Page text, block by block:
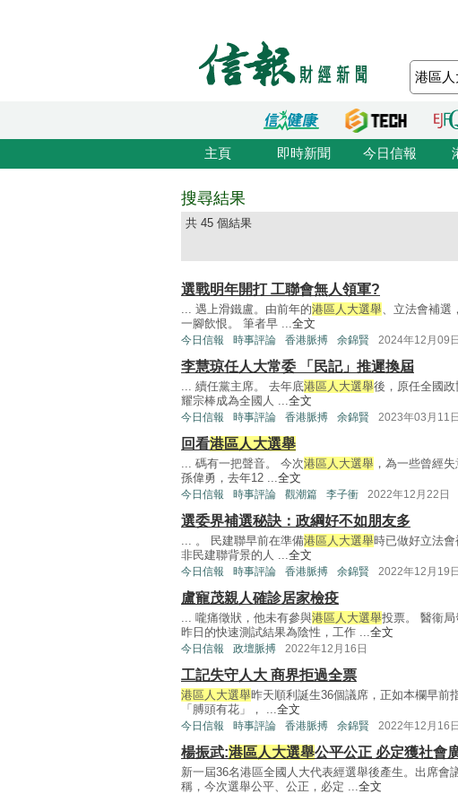
主頁 即時新聞 今日信報
搜尋結果
共 45 個結果
選戰明年開打 工聯會無人領軍?
... 遇上滑鐵盧。由前年的港區人大選舉、立法會補選
一腳飲恨。 筆者早 ...全文
今日信報 時事評論 香港脈搏 余錦賢 2024年12月09日
李慧琼任人大常委 「民記」推遲換屆
... 續任黨主席。 去年底港區人大選舉後，原任全國
耀宗棒成為全國人 ...全文
今日信報 時事評論 香港脈搏 余錦賢 2023年03月11日
回看港區人大選舉
... 碼有一把聲音。 今次港區人大選舉 ，為一些曾經
孫偉勇，去年12 ...全文
今日信報 時事評論 觀潮篇 李子衝 2022年12月22日
選委界補選秘訣：政綱好不如朋友多
... 。 民建聯早前在準備港區人大選舉時已做好立法
非民建聯背景的人 ...全文
今日信報 時事評論 香港脈搏 余錦賢 2022年12月19日
盧寵茂親人確診居家檢疫
... 嚨痛徵狀，他未有參與港區人大選舉投票。 醫衞局
昨日的快速測試結果為陰性，工作 ...全文
今日信報 政壇脈搏 2022年12月16日
工記失守人大 商界拒過全票
港區人大選舉昨天順利誕生36個議席，正如本欄早前
「膊頭有花」， ...全文
今日信報 時事評論 香港脈搏 余錦賢 2022年12月16日
楊振武:港區人大選舉公平公正 必定獲社會
新一屆36名港區全國人大代表經選舉後產生。出席會
稱，今次選舉公平、公正，必定 ...全文